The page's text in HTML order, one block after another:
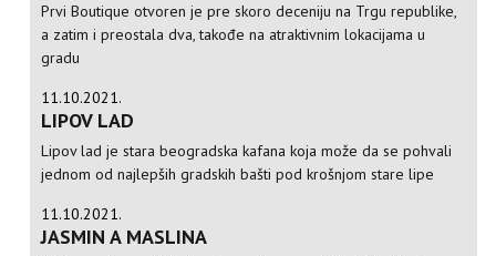
Prvi Boutique otvoren je pre skoro deceniju na Trgu republike,
a zatim i preostala dva, takođe na atraktivnim lokacijama u
gradu
11.10.2021.
LIPOV LAD
Lipov lad je stara beogradska kafana koja može da se pohvali
jednom od najlepših gradskih bašti pod krošnjom stare lipe
11.10.2021.
JASMIN A MASLINA